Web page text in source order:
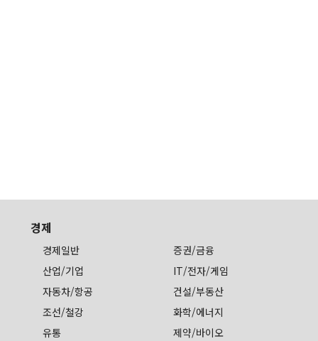
경제
경제일반
증권/금융
산업/기업
IT/전자/게임
자동차/항공
건설/부동산
조선/철강
화학/에너지
유통
제약/바이오